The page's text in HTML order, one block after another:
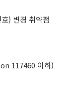
) 변경 취약점
117460 이하)